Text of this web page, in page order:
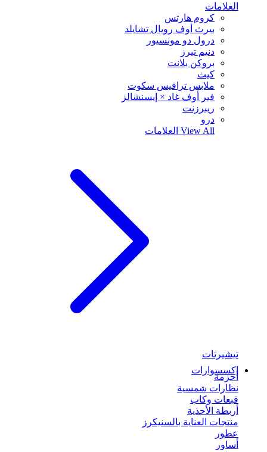
العلامات
كروم هارتس
بيرث أوف رويال تشايلد
درول دو مونسيور
دنيم تيرز
بروكن بلانت
كيث
ملابس ترافيس سكوت
فير أوف غاد × إيسنشالز
ريبرزنت
درو
View All العلامات
تيشيرتات
إكسسوارات
أحزمة
نظارات شمسية
قبعات وكاب
أربطة الأحذية
منتجات العناية بالسنيكرز
عطور
أساور